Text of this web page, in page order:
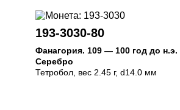
193-3030-80
Фанагория. 109 — 100 год до н.э.
Серебро
Тетробол , вес 2.45 г, d14.0 мм